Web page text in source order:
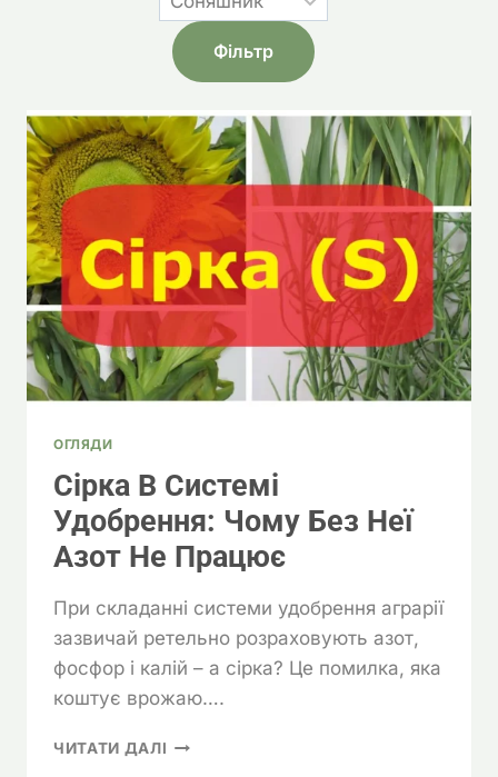
ОГЛЯДИ
Сірка В Системі
Удобрення: Чому Без Неї
Азот Не Працює
При складанні системи удобрення аграрії
зазвичай ретельно розраховують азот,
фосфор і калій – а сірка? Це помилка, яка
коштує врожаю….
ЧИТАТИ ДАЛІ СІРКА